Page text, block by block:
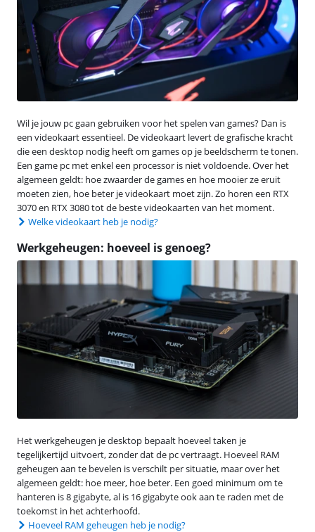
Wil je jouw pc gaan gebruiken voor het spelen van games? Dan is
een videokaart essentieel. De videokaart levert de grafische kracht
die een desktop nodig heeft om games op je beeldscherm te tonen.
Een game pc met enkel een processor is niet voldoende. Over het
algemeen geldt: hoe zwaarder de games en hoe mooier ze eruit
moeten zien, hoe beter je videokaart moet zijn. Zo horen een RTX
3070 en RTX 3080 tot de beste videokaarten van het moment.
Welke videokaart heb je nodig?
Werkgeheugen: hoeveel is genoeg?
Het werkgeheugen je desktop bepaalt hoeveel taken je
tegelijkertijd uitvoert, zonder dat de pc vertraagt. Hoeveel RAM
geheugen aan te bevelen is verschilt per situatie, maar over het
algemeen geldt: hoe meer, hoe beter. Een goed minimum om te
hanteren is 8 gigabyte, al is 16 gigabyte ook aan te raden met de
toekomst in het achterhoofd.
Hoeveel RAM geheugen heb je nodig?